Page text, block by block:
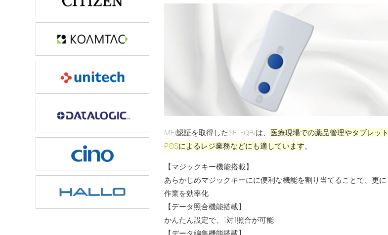
MFi認証を取得したSF1-QBiは、 医療現場での薬品管理やタブレット
POSによるレジ業務などにも適しています。
【マジックキー機能搭載】
あらかじめマジックキーにに便利な機能を割り当てることで、更に
作業を効率化
【データ照合機能搭載】
かんたん設定で、1対1照合が可能